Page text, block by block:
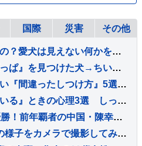
国際 災害 その他
犬には『霊感』があるの？愛犬は見えない何かを感知している？異様な行動の意味まで解説
散歩中に『おおきな葉っぱ』を見つけた犬→ちいさな体で一生懸命に…『誇らしげな光景』が可愛すぎると8万再生「宝物見つけたね」「お土産かな」
猫に絶対してはいけない『間違ったしつけ方』5選 悪影響を及ぼす理由や正しい教え方を解説
犬が『しっぽを振っている』ときの心理3選 しっぽの動きから愛犬の感情を読み取る方法とは？
18歳・張本美和が初優勝！前年覇者の中国・陳幸同に4ー2で勝利【WTTチャンピオンズ横浜】
深夜3時、寝ている犬の様子をカメラで撮影してみた結果→お水のお皿に頭を…予想外だったハプニングが15万再生「帽子で草」「プハッｗｗ」